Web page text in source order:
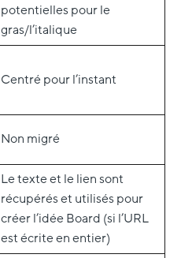
potentielles pour le
gras/l’italique
Centré pour l’instant
Non migré
Le texte et le lien sont
récupérés et utilisés pour
créer l’idée Board (si l’URL
est écrite en entier)